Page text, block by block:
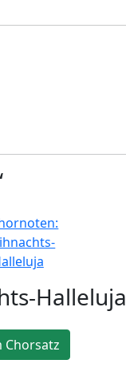
Halleluja
Chorsatz